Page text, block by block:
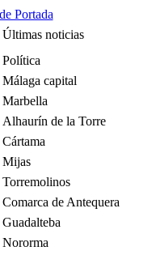
Portada
Últimas noticias
Política
Málaga capital
Marbella
Alhaurín de la Torre
Cártama
Mijas
Torremolinos
Comarca de Antequera
Guadalteba
Nororma